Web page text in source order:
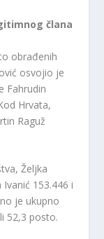
člana
obrađenih
osvojio je
Fahrudin
Hrvata,
Raguž
Željka
153.446 i
je ukupno
52,3 posto.